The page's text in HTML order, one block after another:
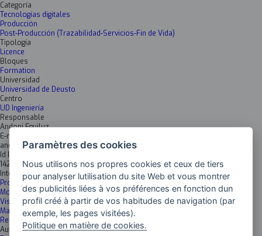
Categoría
Tecnologías digitales
Producción
Post-Producción (Trazabilidad-Servicios-Fin de Vida)
Tipología
Licence
Bloques
Formation
Universidad
Universidad de Deusto
Centro
UD Ingeniería
Responsable
Andoni Eguiluz
E-mail
andoni.eguiluz@deusto.es
Id Inkesta
1426
Inteligencia artificial y Data science
Procesamiento avanzado de datos
Modelización
Visión artificial y tecnologías de imagen
Machine learning& Deep learning
Redes neuronales
Automatización y robótica inteligentes
Paramètres des cookies
Nous utilisons nos propres cookies et ceux de tiers
pour analyser lutilisation du site Web et vous montrer
des publicités liées à vos préférences en fonction dun
profil créé à partir de vos habitudes de navigation (par
exemple, les pages visitées).
Politique en matière de cookies.